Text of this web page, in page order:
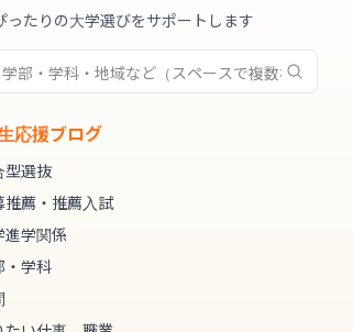
ったりの大学選びをサポートします
応援ブログ
型選抜
推薦・推薦入試
進学関係
・学科